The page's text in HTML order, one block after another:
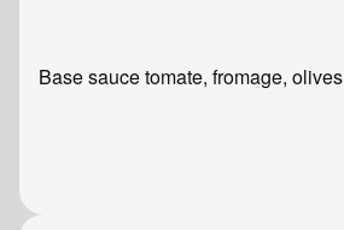
Base sauce tomate, fromage, olives